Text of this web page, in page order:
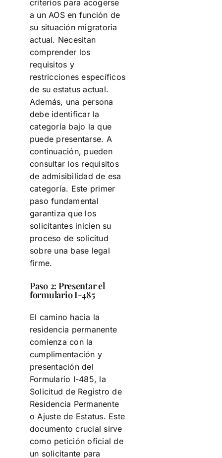
criterios para acogerse
a un AOS en función de
su situación migratoria
actual. Necesitan
comprender los
requisitos y
restricciones específicos
de su estatus actual.
Además, una persona
debe identificar la
categoría bajo la que
puede presentarse. A
continuación, pueden
consultar los requisitos
de admisibilidad de esa
categoría. Este primer
paso fundamental
garantiza que los
solicitantes inicien su
proceso de solicitud
sobre una base legal
firme.
Paso 2: Presentar el
formulario I-485
El camino hacia la
residencia permanente
comienza con la
cumplimentación y
presentación del
Formulario I-485, la
Solicitud de Registro de
Residencia Permanente
o Ajuste de Estatus. Este
documento crucial sirve
como petición oficial de
un solicitante para